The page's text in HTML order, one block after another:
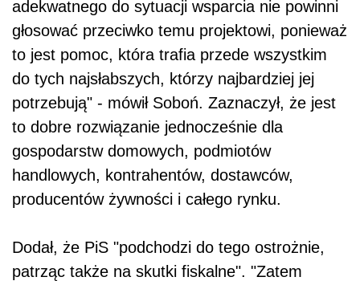
adekwatnego do sytuacji wsparcia nie powinni
głosować przeciwko temu projektowi, ponieważ
to jest pomoc, która trafia przede wszystkim
do tych najsłabszych, którzy najbardziej jej
potrzebują" - mówił Soboń. Zaznaczył, że jest
to dobre rozwiązanie jednocześnie dla
gospodarstw domowych, podmiotów
handlowych, kontrahentów, dostawców,
producentów żywności i całego rynku.
Dodał, że PiS "podchodzi do tego ostrożnie,
patrząc także na skutki fiskalne". "Zatem